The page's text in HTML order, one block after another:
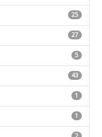
25
27
5
43
1
1